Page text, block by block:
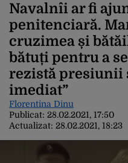
Navalnîi ar fi
penitenciară.
cruzimea și
bătuți pentru a
rezistă presiunii
imediat”
Florentina Dinu
Publicat: 28.02.2021, 17:50
Actualizat: 28.02.2021, 18:23